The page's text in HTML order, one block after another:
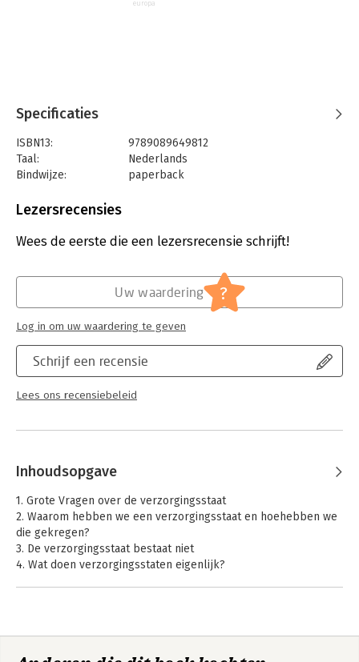
europa
Specificaties
ISBN13:
9789089649812
Taal:
Nederlands
Bindwijze:
paperback
Uitgever:
Verschijningsdatum:
27-5-2016
Mens en maatschappij
Overheidsbeleid / Overheidsapparaat
Serie:
Elementaire Deeltjes
Lezersrecensies
Wees de eerste die een lezersrecensie schrijft!
Schrijf een recensie
Lees ons recensiebeleid
Uw waardering ?
Log in om uw waardering te geven
Inhoudsopgave
1. Grote Vragen over de verzorgingsstaat
2. Waarom hebben we een verzorgingsstaat en hoehebben we
die gekregen?
3. De verzorgingsstaat bestaat niet
4. Wat doen verzorgingsstaten eigenlijk?